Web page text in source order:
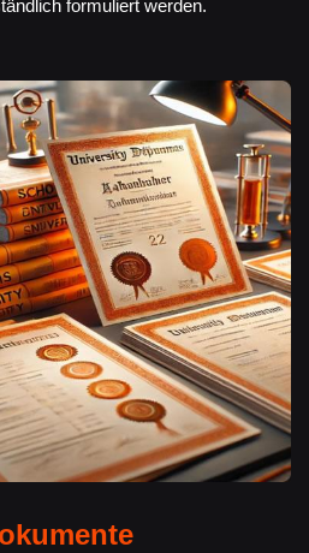
formuliert werden.